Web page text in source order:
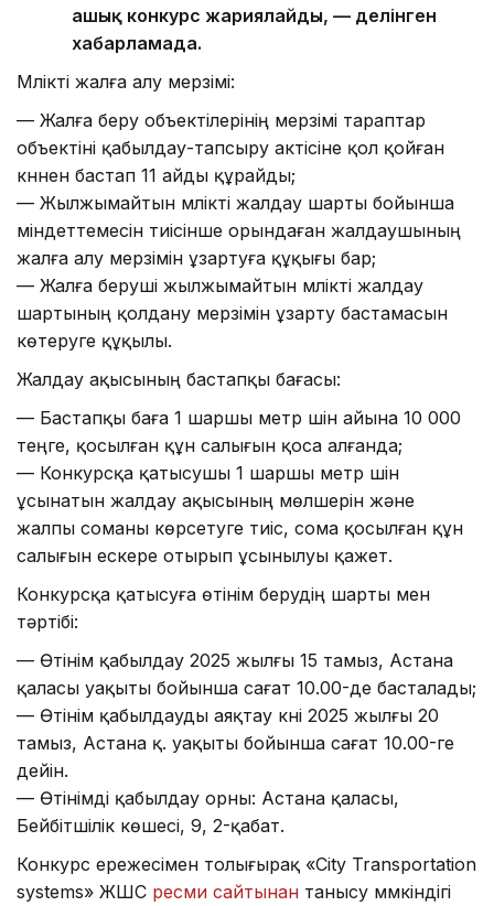
ашық конкурс жариялайды, — делінген
хабарламада.
Мүлікті жалға алу мерзімі:
— Жалға беру объектілерінің мерзімі тараптар
объектіні қабылдау-тапсыру актісіне қол қойған
күннен бастап 11 айды құрайды;
— Жылжымайтын мүлікті жалдау шарты бойынша
міндеттемесін тиісінше орындаған жалдаушының
жалға алу мерзімін ұзартуға құқығы бар;
— Жалға беруші жылжымайтын мүлікті жалдау
шартының қолдану мерзімін ұзарту бастамасын
көтеруге құқылы.
Жалдау ақысының бастапқы бағасы:
— Бастапқы баға 1 шаршы метр үшін айына 10 000
теңге, қосылған құн салығын қоса алғанда;
— Конкурсқа қатысушы 1 шаршы метр үшін
ұсынатын жалдау ақысының мөлшерін және
жалпы соманы көрсетуге тиіс, сома қосылған құн
салығын ескере отырып ұсынылуы қажет.
Конкурсқа қатысуға өтінім берудің шарты мен
тәртібі:
— Өтінім қабылдау 2025 жылғы 15 тамыз, Астана
қаласы уақыты бойынша сағат 10.00-де басталады;
— Өтінім қабылдауды аяқтау күні 2025 жылғы 20
тамыз, Астана қ. уақыты бойынша сағат 10.00-ге
дейін.
— Өтінімді қабылдау орны: Астана қаласы,
Бейбітшілік көшесі, 9, 2-қабат.
Конкурс ережесімен толығырақ «City Transportation
systems» ЖШС ресми сайтынан танысу мүмкіндігі